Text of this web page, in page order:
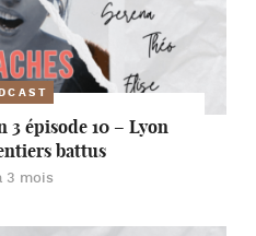
3 épisode 10 – Lyon
battus
3 mois